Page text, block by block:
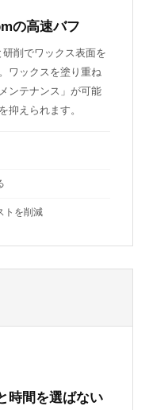
の高速バフ
削でワックス表面を
ワックスを塗り重ね
ンテナンス」が可能
抑えられます。
トを削減
時間を選ばない